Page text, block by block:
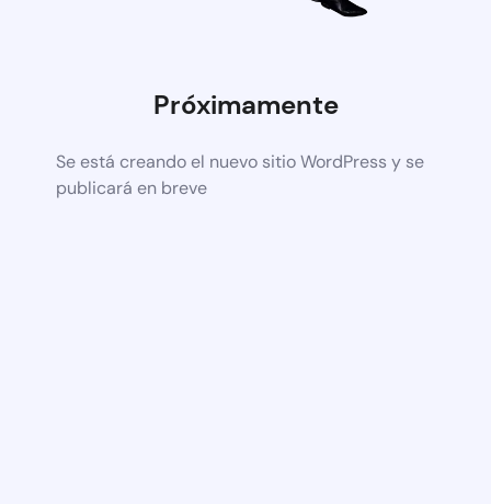
Próximamente
Se está creando el nuevo sitio WordPress y se
publicará en breve